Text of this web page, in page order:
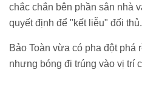
chắc chắn bên phần sân nhà
quyết định để "kết liễu" đối thủ.
Bảo Toàn vừa có pha đột phá
nhưng bóng đi trúng vào vị trí